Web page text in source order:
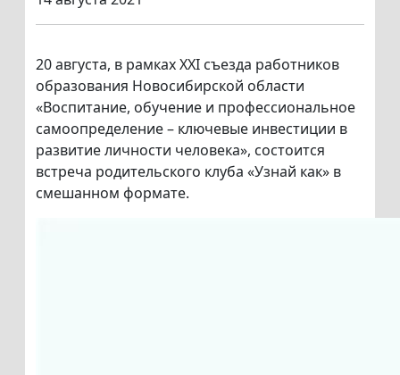
20 августа, в рамках XXI съезда работников
образования Новосибирской области
«Воспитание, обучение и профессиональное
самоопределение – ключевые инвестиции в
развитие личности человека», состоится
встреча родительского клуба «Узнай как» в
смешанном формате.